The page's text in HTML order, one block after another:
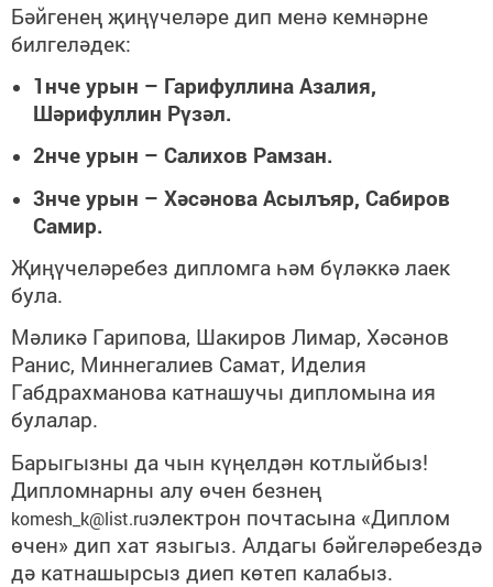
Бәйгенең җиңүчеләре дип менә кемнәрне
билгеләдек:
1нче урын – Гарифуллина Азалия,
Шәрифуллин Рүзәл.
2нче урын – Салихов Рамзан.
3нче урын – Хәсәнова Асылъяр, Сабиров
Самир.
Җиңүчеләребез дипломга һәм бүләккә лаек
була.
Мәликә Гарипова, Шакиров Лимар, Хәсәнов
Ранис, Миннегалиев Самат, Иделия
Габдрахманова катнашучы дипломына ия
булалар.
Барыгызны да чын күңелдән котлыйбыз!
Дипломнарны алу өчен безнең
komesh_k@list.ruэлектрон почтасына «Диплом
өчен» дип хат языгыз. Алдагы бәйгеләребездә
дә катнашырсыз диеп көтеп калабыз.